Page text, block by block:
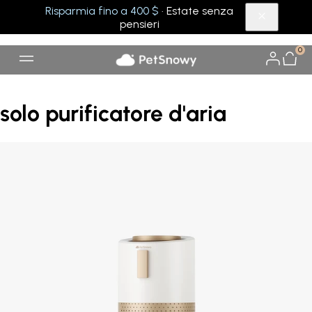
Risparmia fino a 400 $ · Estate senza
pensieri
0
solo purificatore d'aria